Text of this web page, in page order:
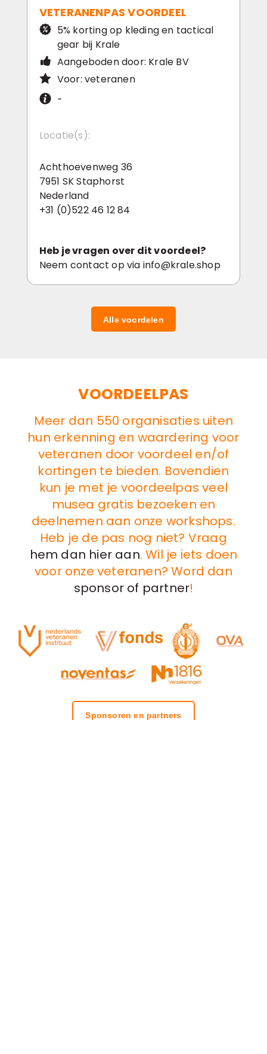
VETERANENPAS VOORDEEL
5% korting op kleding en tactical
gear bij Krale
Aangeboden door: Krale BV
Voor: veteranen
-
Locatie(s):
Achthoevenweg 36
7951 SK Staphorst
Nederland
+31 (0)522 46 12 84
Heb je vragen over dit voordeel?
Neem contact op via info@krale.shop
Alle voordelen
VOORDEELPAS
Meer dan 550 organisaties uiten
hun erkenning en waardering voor
veteranen door voordeel en/of
kortingen te bieden. Bovendien
kun je met je voordeelpas veel
musea gratis bezoeken en
deelnemen aan onze workshops.
Heb je de pas nog niet? Vraag
hem dan hier aan. Wil je iets doen
voor onze veteranen? Word dan
sponsor of partner!
Sponsoren en partners